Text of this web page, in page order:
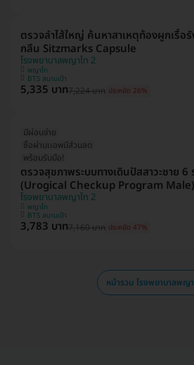
ตรวจลำไส้ใหญ่ ค้นหาสาเหตุท้องผูกเรื้อ
กลืน Sitzmarks Capsule
โรงพยาบาลพญาไท 2
พญาไท
BTS สนามเป้า
5,335 บาท7,224 บาท ประหยัด 26%
มีผ่อนจ่าย
ซื้อผ่านเเอพมีส่วนลด
พร้อมรับมือ!
ตรวจสุขภาพระบบทางเดินปัสสาวะชาย 6
(Urogical Checkup Program Male)
โรงพยาบาลพญาไท 2
พญาไท
BTS สนามเป้า
3,783 บาท7,160 บาท ประหยัด 47%
หน้ารวม โรงพยาบาลพญ